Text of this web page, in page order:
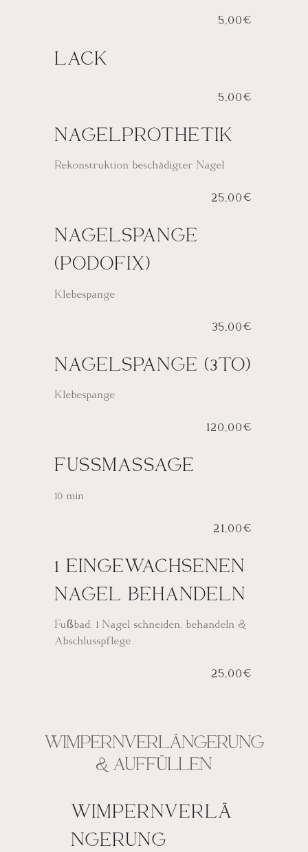
5,00€
LACK
5,00€
NAGELPROTHETIK
Rekonstruktion beschädigter Nagel
25,00€
NAGELSPANGE
(PODOFIX)
Klebespange
35,00€
NAGELSPANGE (3TO)
Klebespange
120,00€
FUSSMASSAGE
10 min
21,00€
1 EINGEWACHSENEN
NAGEL BEHANDELN
Fußbad, 1 Nagel schneiden, behandeln &
Abschlusspflege
25,00€
WIMPERNVERLÄNGERUNG
& AUFFÜLLEN
WIMPERNVERLÄ
NGERUNG